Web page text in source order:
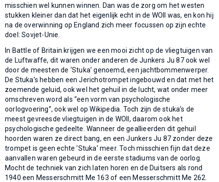
misschien wel kunnen winnen. Dan was de zorg om het westen
stukken kleiner dan dat het eigenlijk echt in de WOII was, en kon hij
na de overwinning op England zich meer focussen op zijn echte
doel: Sovjet-Unie.
In Battle of Britain krijgen we een mooi zicht op de vliegtuigen van
de Luftwaffe, dit waren onder anderen de Junkers Ju 87 ook wel
door de meesten de ‘Stuka’ genoemd, een jachtbommenwerper.
De Stuka’s hebben een Jerichotrompet ingebouwd en dat met het
zoemende geluid, ook wel het gehuil in de lucht, wat onder meer
omschreven word als “een vorm van psychologische
oorlogvoering”, ook wel op Wikipedia. Toch zijn de stuka’s de
meest gevreesde vliegtuigen in de WOII, daarom ook het
psychologische gedeelte. Wanneer de geallieerden dit gehuil
hoorden waren ze direct bang, en een Junkers Ju 87 zonder deze
trompet is geen echte ‘Stuka’ meer. Toch misschien fijn dat deze
aanvallen waren gebeurd in de eerste stadiums van de oorlog.
Mocht de techniek van zich laten horen en de Duitsers als rond
1940 een Messerschmitt Me 163 of een Messerschmitt Me 262.